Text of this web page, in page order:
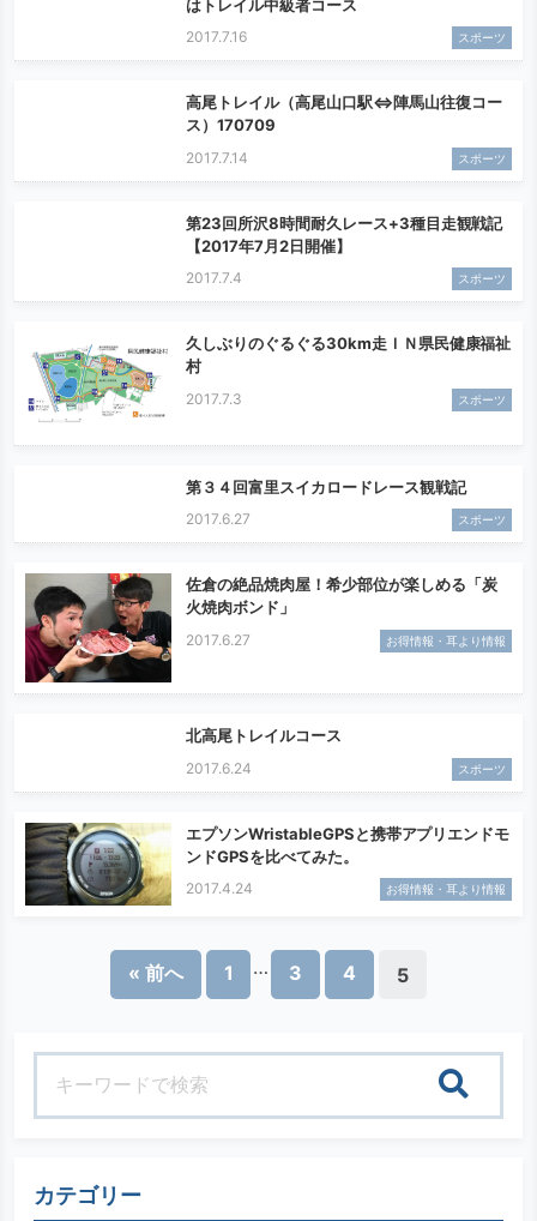
はトレイル中級者コース
2017.7.16 スポーツ
高尾トレイル（高尾山口駅⇔陣馬山往復コー
ス）170709
2017.7.14 スポーツ
第23回所沢8時間耐久レース+3種目走観戦記
【2017年7月2日開催】
2017.7.4 スポーツ
久しぶりのぐるぐる30km走ＩＮ県民健康福祉
村
2017.7.3 スポーツ
第３４回富里スイカロードレース観戦記
2017.6.27 スポーツ
佐倉の絶品焼肉屋！希少部位が楽しめる「炭
火焼肉ボンド」
2017.6.27 お得情報・耳より情報
北高尾トレイルコース
2017.6.24 スポーツ
エプソンWristableGPSと携帯アプリエンドモ
ンドGPSを比べてみた。
2017.4.24 お得情報・耳より情報
« 前へ 1 … 3 4 5
カテゴリー